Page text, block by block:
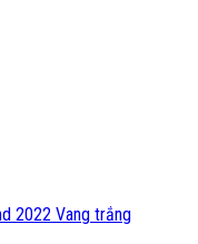
Vang trắng